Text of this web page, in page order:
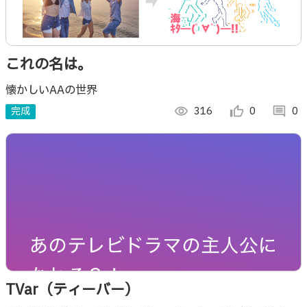
これの名は。
懐かしいAAの世界
完成 visibility 316 thumb_up_alt 0 comment 0
TVar（ティーバー）